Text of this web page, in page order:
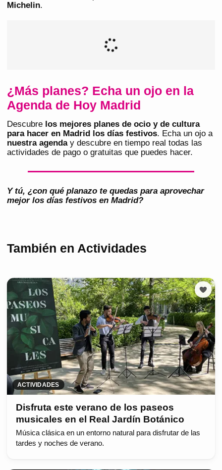
Michelin.
¿Más planes? Echa un ojo en la
Agenda de Hoy Madrid
Descubre los mejores planes de ocio y de cultura
para hacer en Madrid los días festivos. Echa un ojo a
nuestra agenday descubre en tiempo real todas las
actividades de pago o gratuitas que puedes hacer.
Y tú, ¿con qué planazo te quedas para aprovechar
mejor los días festivos en Madrid?
También en Actividades
ACTIVIDADES
Disfruta este verano de los paseos
musicales en el Real Jardín Botánico
Música clásica en un entorno natural para disfrutar de las
tardes y noches de verano.